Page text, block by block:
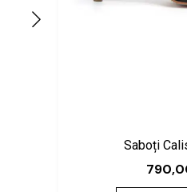
Saboți